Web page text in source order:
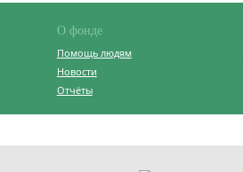
О фонде
Помощь людям
Новости
Отчёты